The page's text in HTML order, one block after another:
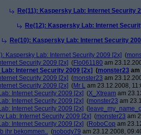
Re(11): Kaspersky Lab: Internet Security
Re(12): Kaspersky Lab: Internet
Re(10): Kaspersky Lab: Internet Security
Kaspersky Lab: Internet Security 2009 [2x] (
Security 2009 [2x] (Flo061180 am
Internet Security 2009 [2x] (monster23 am
Security 2009 [2x] (monster23 am
Security 2009 [2x] (Mr L am 23.12.2008,
Internet Security 2009 [2x] (X_Xtream am
Internet Security 2009 [2x] (monster23 am
Internet Security 2009 [2x] (
Lab: Internet Security 2009 [2x] (monster23 am
Internet Security 2009 [2x] (RoboCop am
ihr bekommen.. (nobody79 am 23.12.2008,